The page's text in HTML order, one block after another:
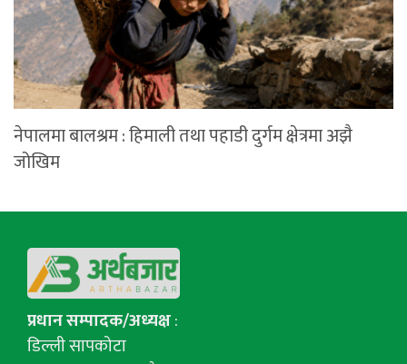
नेपालमा बालश्रम : हिमाली तथा पहाडी दुर्गम क्षेत्रमा अझै
जोखिम
प्रधान सम्पादक/अध्यक्ष:
डिल्ली सापकोटा